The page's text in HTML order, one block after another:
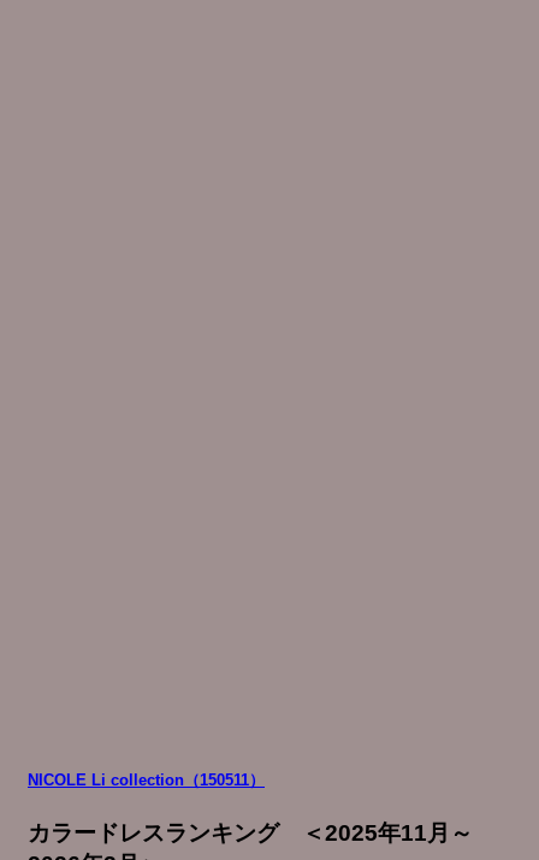
NICOLE Li collection（150511）
カラードレスランキング ＜2025年11月～